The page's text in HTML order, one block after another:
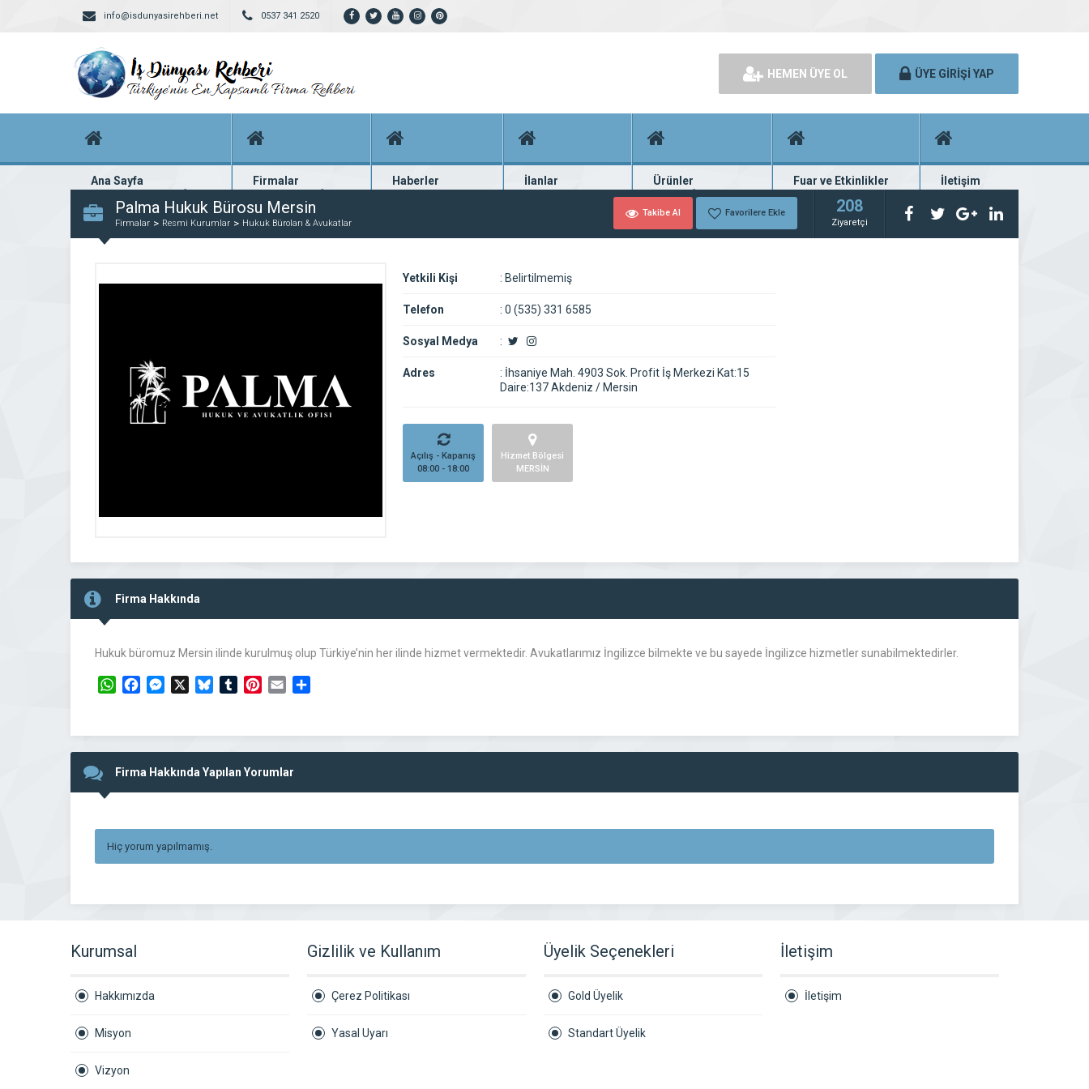
info@isdunyasirehberi.net 0537 341 2520
HEMEN ÜYE OL ÜYE GİRİŞİ YAP
Ana Sayfa
Firma rehberi ana sayfanız
Firmalar
Yüzlerce kayıtlı firma
Haberler
En güncel haberler
İlanlar
Güncel seri ilanlar
Ürünler
Binlerce firma ürünü
Fuar ve Etkinlikler
Fuar ve etkinlik planları
İletişim
Bize ulaşın
Palma Hukuk Bürosu Mersin
Firmalar Resmi Kurumlar Hukuk Büroları & Avukatlar
Takibe Al Favorilere Ekle 208
Ziyaretçi
Yetkili Kişi : Belirtilmemiş
Telefon : 0 (535) 331 6585
Sosyal Medya :
Adres : İhsaniye Mah. 4903 Sok. Profit İş Merkezi Kat:15
Daire:137 Akdeniz / Mersin
Açılış - Kapanış
08:00 - 18:00
Hizmet Bölgesi
MERSİN
Firma Hakkında
Hukuk büromuz Mersin ilinde kurulmuş olup Türkiye’nin her ilinde hizmet vermektedir. Avukatlarımız İngilizce bilmekte ve bu sayede İngilizce hizmetler sunabilmektedirler.
WhatsAppFacebookMessengerBlueskyTumblrPinterest
Email
Firma Hakkında Yapılan Yorumlar
Hiç yorum yapılmamış.
Kurumsal
Hakkımızda
Misyon
Vizyon
Gizlilik ve Kullanım
Çerez Politikası
Yasal Uyarı
Üyelik Seçenekleri
Gold Üyelik
Standart Üyelik
İletişim
İletişim